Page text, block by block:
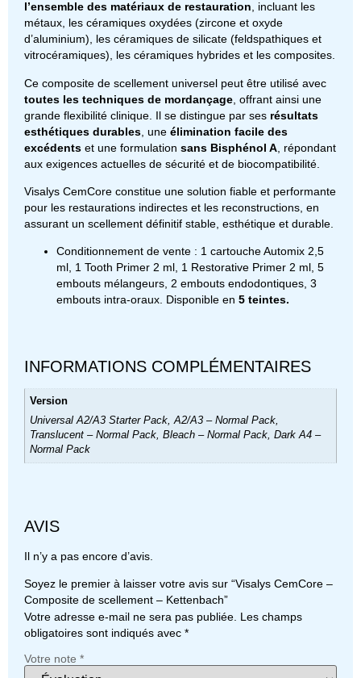
l’ensemble des matériaux de restauration , incluant les
métaux, les céramiques oxydées (zircone et oxyde
d’aluminium), les céramiques de silicate (feldspathiques et
vitrocéramiques), les céramiques hybrides et les composites.
Ce composite de scellement universel peut être utilisé avec
toutes les techniques de mordançage , offrant ainsi une
grande flexibilité clinique. Il se distingue par ses résultats
esthétiques durables , une élimination facile des
excédents et une formulation sans Bisphénol A , répondant
aux exigences actuelles de sécurité et de biocompatibilité.
Visalys CemCore constitue une solution fiable et performante
pour les restaurations indirectes et les reconstructions, en
assurant un scellement définitif stable, esthétique et durable.
Conditionnement de vente : 1 cartouche Automix 2,5
ml, 1 Tooth Primer 2 ml, 1 Restorative Primer 2 ml, 5
embouts mélangeurs, 2 embouts endodontiques, 3
embouts intra-oraux. Disponible en 5 teintes.
INFORMATIONS COMPLÉMENTAIRES
Version
Universal A2/A3 Starter Pack, A2/A3 – Normal Pack,
Translucent – Normal Pack, Bleach – Normal Pack, Dark A4 –
Normal Pack
AVIS
Il n’y a pas encore d’avis.
Soyez le premier à laisser votre avis sur “Visalys CemCore –
Composite de scellement – Kettenbach”
Votre adresse e-mail ne sera pas publiée. Les champs
obligatoires sont indiqués avec *
Votre note *